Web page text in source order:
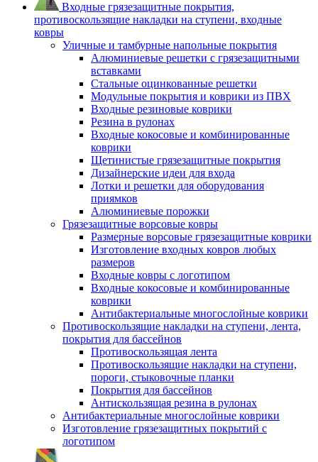
Входные грязезащитные покрытия,
противоскользящие накладки на ступени, входные
ковры
Уличные и тамбурные напольные покрытия
Алюминиевые решетки с грязезащитными
вставками
Стальные оцинкованные решетки
Модульные покрытия и коврики из ПВХ
Входные резиновые коврики
Резина в рулонах
Входные кокосовые и комбинированные
коврики
Щетинистые грязезащитные покрытия
Дизайнерские идеи для входа
Лотки и решетки для оборудования
приямков
Алюминиевые порожки
Грязезащитные ворсовые ковры
Размерные ворсовые грязезащитные коврики
Изготовление входных ковров любых
размеров
Входные ковры с логотипом
Входные кокосовые и комбинированные
коврики
Антибактериальные многослойные коврики
Противоскользящие накладки на ступени, лента,
покрытия для бассейнов
Противоскользящая лента
Противоскользящие накладки на ступени,
пороги, стыковочные планки
Покрытия для бассейнов
Антискользящая резина в рулонах
Антибактериальные многослойные коврики
Изготовление грязезащитных покрытий с
логотипом